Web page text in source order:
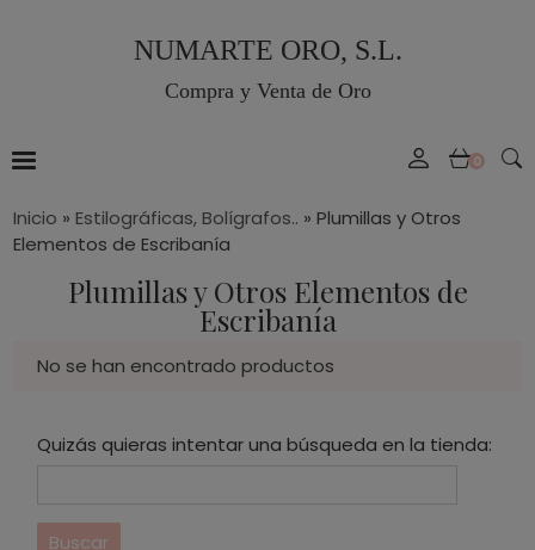
NUMARTE ORO, S.L.
Compra y Venta de Oro
0
Inicio » Estilográficas, Bolígrafos.. » Plumillas y Otros
Elementos de Escribanía
Plumillas y Otros Elementos de
Escribanía
No se han encontrado productos
Quizás quieras intentar una búsqueda en la tienda: